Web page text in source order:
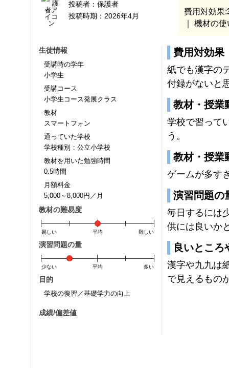
投稿者： 保護者
投稿時期： 2026年4月 費用対効果:
｜ 機材の
生徒情報
受講時の学年
小学生
受講コース
小学生コース発展クラス
教材
スマートフォン
通っていた学校
学校種別：公立小学校
教材を用いた勉強時間
0.5時間
月額料金
5,000～8,000円／月
教材の難易度
易しい 平均 難しい
演習問題の量
少ない 平均 多い
目的
学校の復習／基礎学力の向上
成績/偏差値
費用対効果
紙でも漢字の
付録がないと
教材・授業
学校で習って
う。
教材・授業
ゲームが多す
演習問題の
毎日するには
供には良いか
良いところ
漢字や九九は
で見えるもの